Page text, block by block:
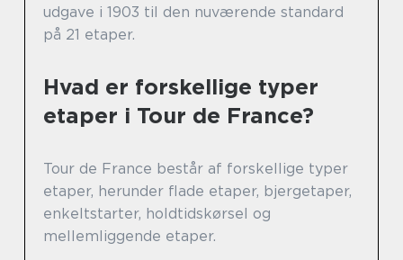
udgave i 1903 til den nuværende standard
på 21 etaper.
Hvad er forskellige typer
etaper i Tour de France?
Tour de France består af forskellige typer
etaper, herunder flade etaper, bjergetaper,
enkeltstarter, holdtidskørsel og
mellemliggende etaper.